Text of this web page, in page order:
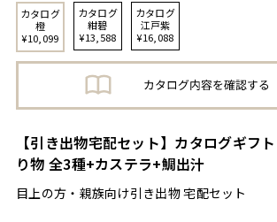
カタログ
橙
¥10,099
カタログ
紺碧
¥13,588
カタログ
江戸紫
¥16,088
【引き出物宅配セット】カタログギフ
り物 全3種+カステラ+鯛出汁
目上の方・親族向け引き出物 宅配セット